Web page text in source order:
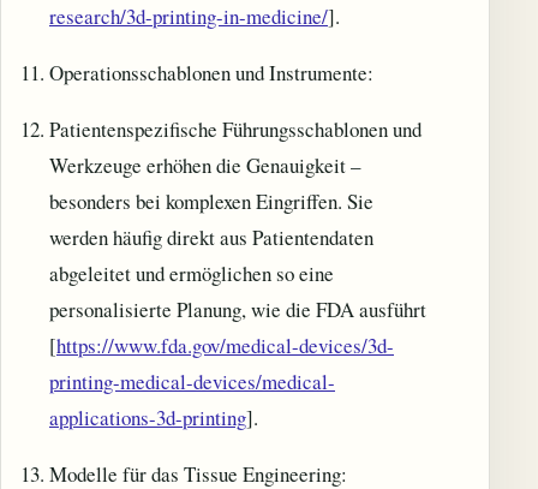
research/3d-printing-in-medicine/].
Operationsschablonen und Instrumente:
Patientenspezifische Führungsschablonen und
Werkzeuge erhöhen die Genauigkeit –
besonders bei komplexen Eingriffen. Sie
werden häufig direkt aus Patientendaten
abgeleitet und ermöglichen so eine
personalisierte Planung, wie die FDA ausführt
[https://www.fda.gov/medical-devices/3d-
printing-medical-devices/medical-
applications-3d-printing].
Modelle für das Tissue Engineering: